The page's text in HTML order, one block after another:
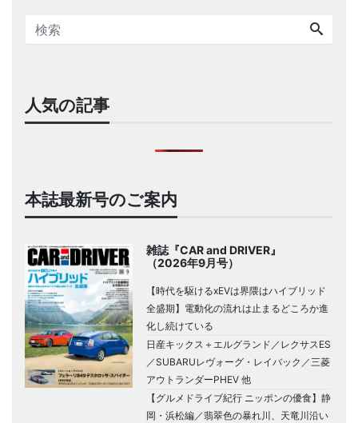
人気の記事
本誌最新号のご案内
雑誌『CAR and DRIVER』
（2026年9月号）
【時代を駆けるxEVは界隈はハイブリッド
全盛期】電動化の流れは止まるどころか進
化し続けている
日産キックス＋エルグランド／レクサスES
／SUBARUレヴォーグ・レイバック／三菱
アウトランダーPHEV 他
【グルメドライブ紀行 ニッポンの優食】静
岡・浜松編／翡翠色の暴れ川、天竜川沿い